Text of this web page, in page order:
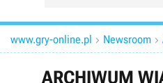
www.gry-online.pl  Newsroom 
ARCHIWUM